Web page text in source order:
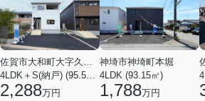
佐賀市大和町大字久池井
4LDK＋S(納戸) (95.58㎡)
2,288万円
神埼市神埼町本堀
4LDK (93.15㎡)
1,788万円